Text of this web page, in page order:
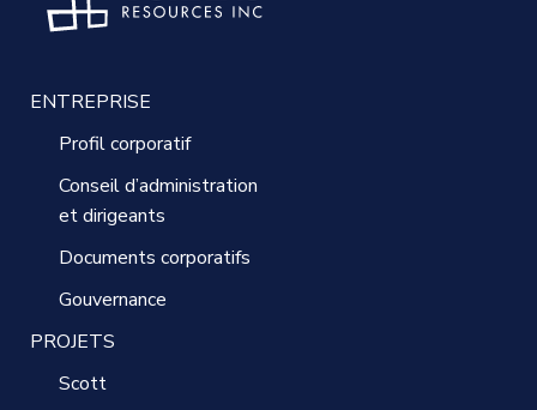
ENTREPRISE
Profil corporatif
Conseil d’administration
et dirigeants
Documents corporatifs
Gouvernance
PROJETS
Scott